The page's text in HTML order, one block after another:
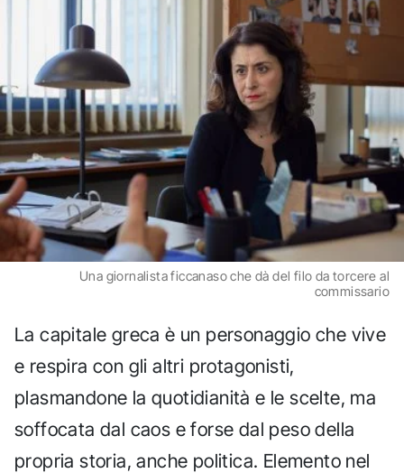
Una giornalista ficcanaso che dà del filo da torcere al
commissario
La capitale greca è un personaggio che vive
e respira con gli altri protagonisti,
plasmandone la quotidianità e le scelte, ma
soffocata dal caos e forse dal peso della
propria storia, anche politica. Elemento nel